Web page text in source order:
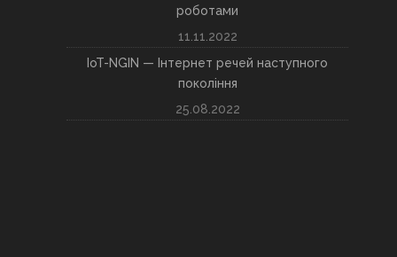
роботами
11.11.2022
IoT-NGIN — Інтернет речей наступного
покоління
25.08.2022